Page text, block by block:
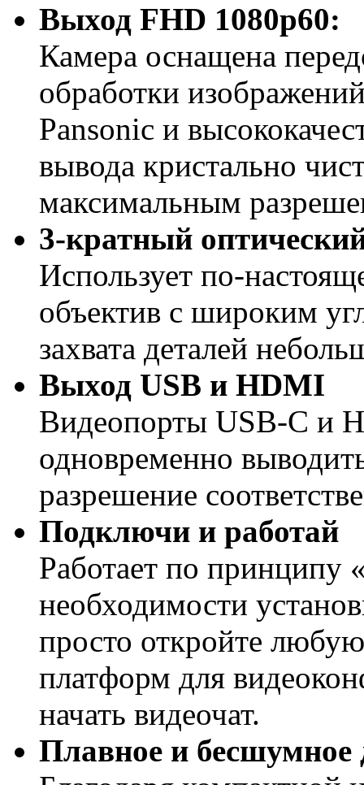
Выход FHD 1080p60:
Камера оснащена
обработки
Pansonic и
вывода кристально
максимальным
3-кратный
Использует по-
объектив с широким
захвата деталей
Выход USB и HDMI
Видеопорты USB-C и
одновременно
разрешение
Подключи и работай
Работает по принципу
необходимости
просто откройте
платформ для
начать видеочат.
Плавное и бесшумное